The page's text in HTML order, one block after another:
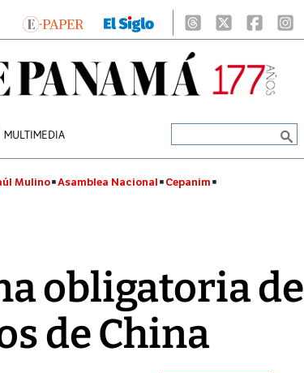
MULTIMEDIA
Mulino Asamblea Nacional Cepanim
obligatoria de
de China